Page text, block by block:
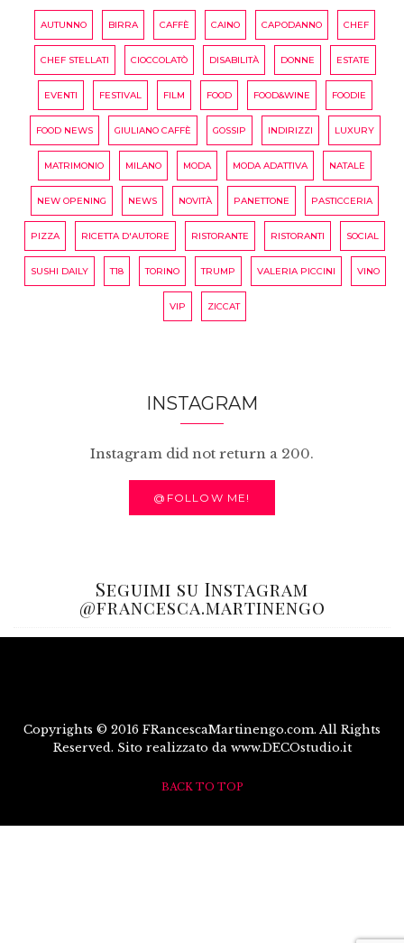
AUTUNNO BIRRA CAFFÈ CAINO CAPODANNO CHEF
CHEF STELLATI CIOCCOLATÒ DISABILITÀ DONNE ESTATE
EVENTI FESTIVAL FILM FOOD FOOD&WINE FOODIE
FOOD NEWS GIULIANO CAFFÈ GOSSIP INDIRIZZI LUXURY
MATRIMONIO MILANO MODA MODA ADATTIVA NATALE
NEW OPENING NEWS NOVITÀ PANETTONE PASTICCERIA
PIZZA RICETTA D'AUTORE RISTORANTE RISTORANTI SOCIAL
SUSHI DAILY T18 TORINO TRUMP VALERIA PICCINI VINO
VIP ZICCAT
INSTAGRAM
Instagram did not return a 200.
@FOLLOW ME!
Seguimi su Instagram
@francesca.martinengo
Copyrights © 2016 FRancescaMartinengo.com. All Rights
Reserved. Sito realizzato da www.DECOstudio.it
BACK TO TOP